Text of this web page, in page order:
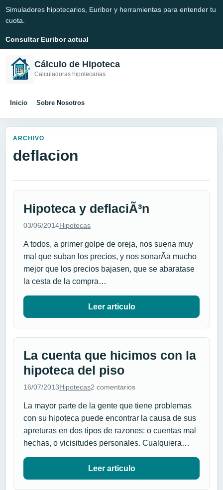
Simuladores hipotecarios, Euribor y herramientas para entender tu
cuota.
Consultar Euribor actual
Cálculo de Hipoteca
Calculadoras hipotecarias
Inicio Sobre Nosotros
ARCHIVO
deflacion
Hipoteca y deflaciÃ³n
03/06/2014Hipotecas
A todos, a primer golpe de oreja, nos suena muy
mal que suban los precios, y nos sonarÃ­a mucho
mejor que los precios bajasen, que se abaratase
la cesta de la compra…
Leer articulo
La cuenta que hicimos con la
hipoteca del piso
16/07/2013Hipotecas2 comentarios
La mayor parte de la gente que tiene problemas
con su hipoteca puede encontrar la causa de sus
apreturas en dos tipos de razones: o cuentas mal
hechas, o vicisitudes personales. Cualquiera…
Leer articulo